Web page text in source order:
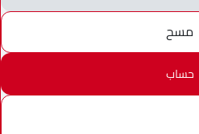
مسح
حساب